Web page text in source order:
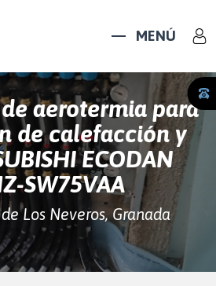
MENÚ
aerotermia para
de calefacción y
ECODAN
SW75VAA
Los Neveros, Granada